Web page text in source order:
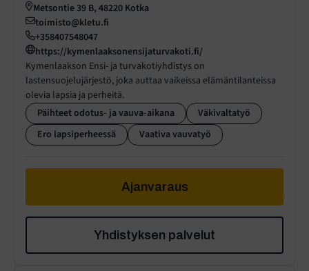
Metsontie 39 B, 48220 Kotka
toimisto@kletu.fi
+358407548047
https://kymenlaaksonensijaturvakoti.fi/
Kymenlaakson Ensi- ja turvakotiyhdistys on
lastensuojelujärjestö, joka auttaa vaikeissa elämäntilanteissa
olevia lapsia ja perheitä.
Päihteet odotus- ja vauva-aikana
Väkivaltatyö
Ero lapsiperheessä
Vaativa vauvatyö
Ajanvaraus
Yhdistyksen palvelut